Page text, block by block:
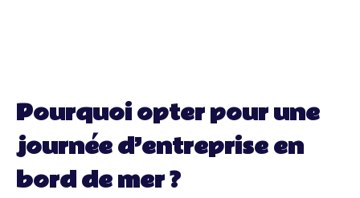
Pourquoi opter pour une
journée d’entreprise en
bord de mer ?